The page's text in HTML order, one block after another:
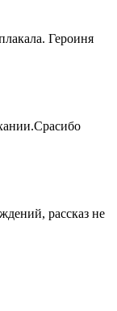
Героиня
рассказ не